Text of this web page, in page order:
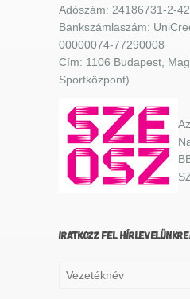
Adószám: 24186731-2-42
Bankszámlaszám:
00000074-77290008
Cím: 1106 Budapest,
Sportközpont)
IRATKOZZ FEL